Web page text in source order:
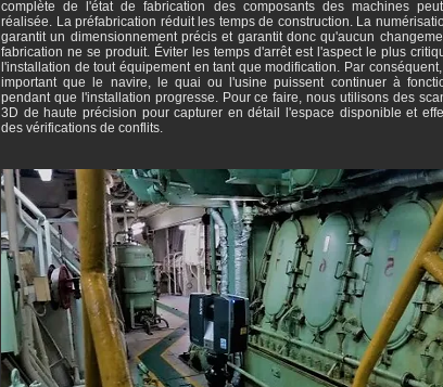
complète de l'état de fabrication des composants des machines
réalisée. La préfabrication réduit les temps de construction. La
garantit un dimensionnement précis et garantit donc qu'aucun
fabrication ne se produit. Éviter les temps d'arrêt est l'aspect le plus
l'installation de tout équipement en tant que modification. Par
important que le navire, le quai ou l'usine puissent continuer à
pendant que l'installation progresse. Pour ce faire, nous utilisons des
3D de haute précision pour capturer en détail l'espace disponible et
des vérifications de conflits.